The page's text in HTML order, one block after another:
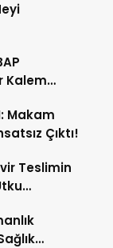
Kalem
Makam
Çıktı!
Teslimin